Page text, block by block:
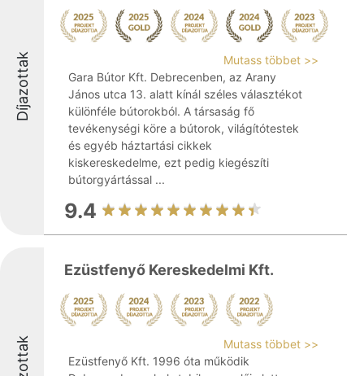
Díjazottak
Mutass többet >>
Gara Bútor Kft. Debrecenben, az Arany
János utca 13. alatt kínál széles választékot
különféle bútorokból. A társaság fő
tevékenységi köre a bútorok, világítótestek
és egyéb háztartási cikkek
kiskereskedelme, ezt pedig kiegészíti
bútorgyártással ...
9.4
Ezüstfenyő Kereskedelmi Kft.
Mutass többet >>
Ezüstfenyő Kft. 1996 óta működik